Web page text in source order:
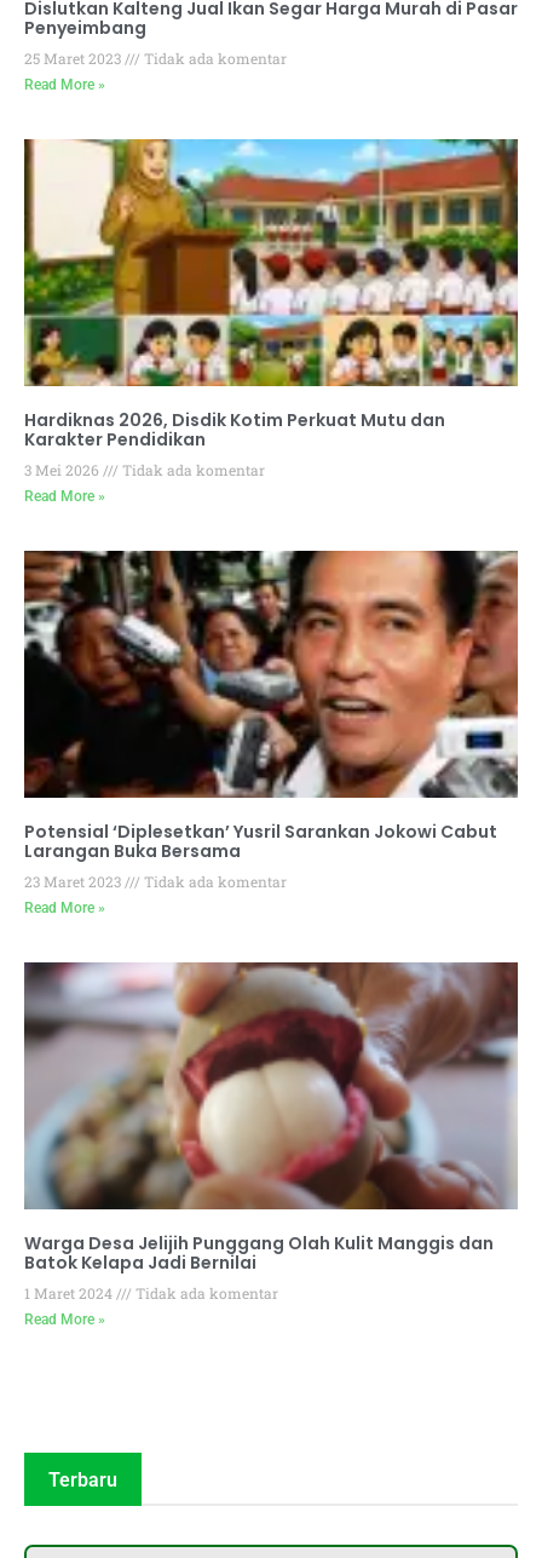
Dislutkan Kalteng Jual Ikan Segar Harga Murah di Pasar
Penyeimbang
25 Maret 2023 Tidak ada komentar
Read More »
Hardiknas 2026, Disdik Kotim Perkuat Mutu dan
Karakter Pendidikan
3 Mei 2026 Tidak ada komentar
Read More »
Potensial ‘Diplesetkan’ Yusril Sarankan Jokowi Cabut
Larangan Buka Bersama
23 Maret 2023 Tidak ada komentar
Read More »
Warga Desa Jelijih Punggang Olah Kulit Manggis dan
Batok Kelapa Jadi Bernilai
1 Maret 2024 Tidak ada komentar
Read More »
Terbaru